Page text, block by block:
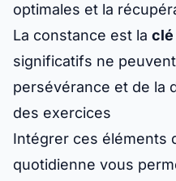
optimales et la
La constance est la clé
significatifs ne
persévérance et de la
des exercices
Intégrer ces éléments
quotidienne vous